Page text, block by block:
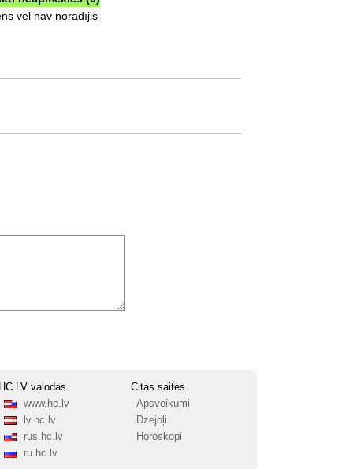
vēl nav norādījis
HC.LV valodas
www.hc.lv
lv.hc.lv
rus.hc.lv
ru.hc.lv
Citas saites
Apsveikumi
Dzejoļi
Horoskopi